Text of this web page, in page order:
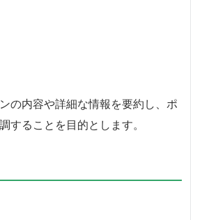
の内容や詳細な情報を要約し、ポ
することを目的とします。